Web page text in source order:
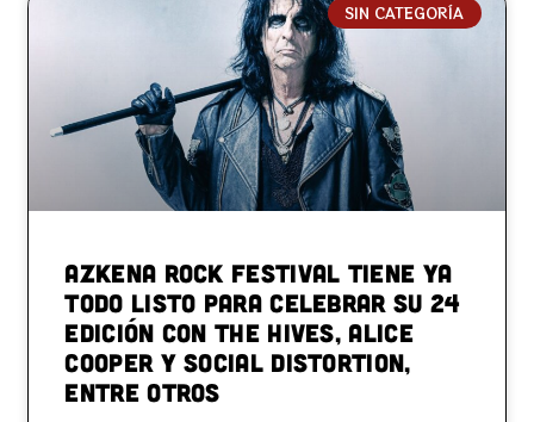
SIN CATEGORÍA
Azkena Rock Festival tiene ya
todo listo para celebrar su 24
edición con The Hives, Alice
Cooper y Social Distortion,
entre otros